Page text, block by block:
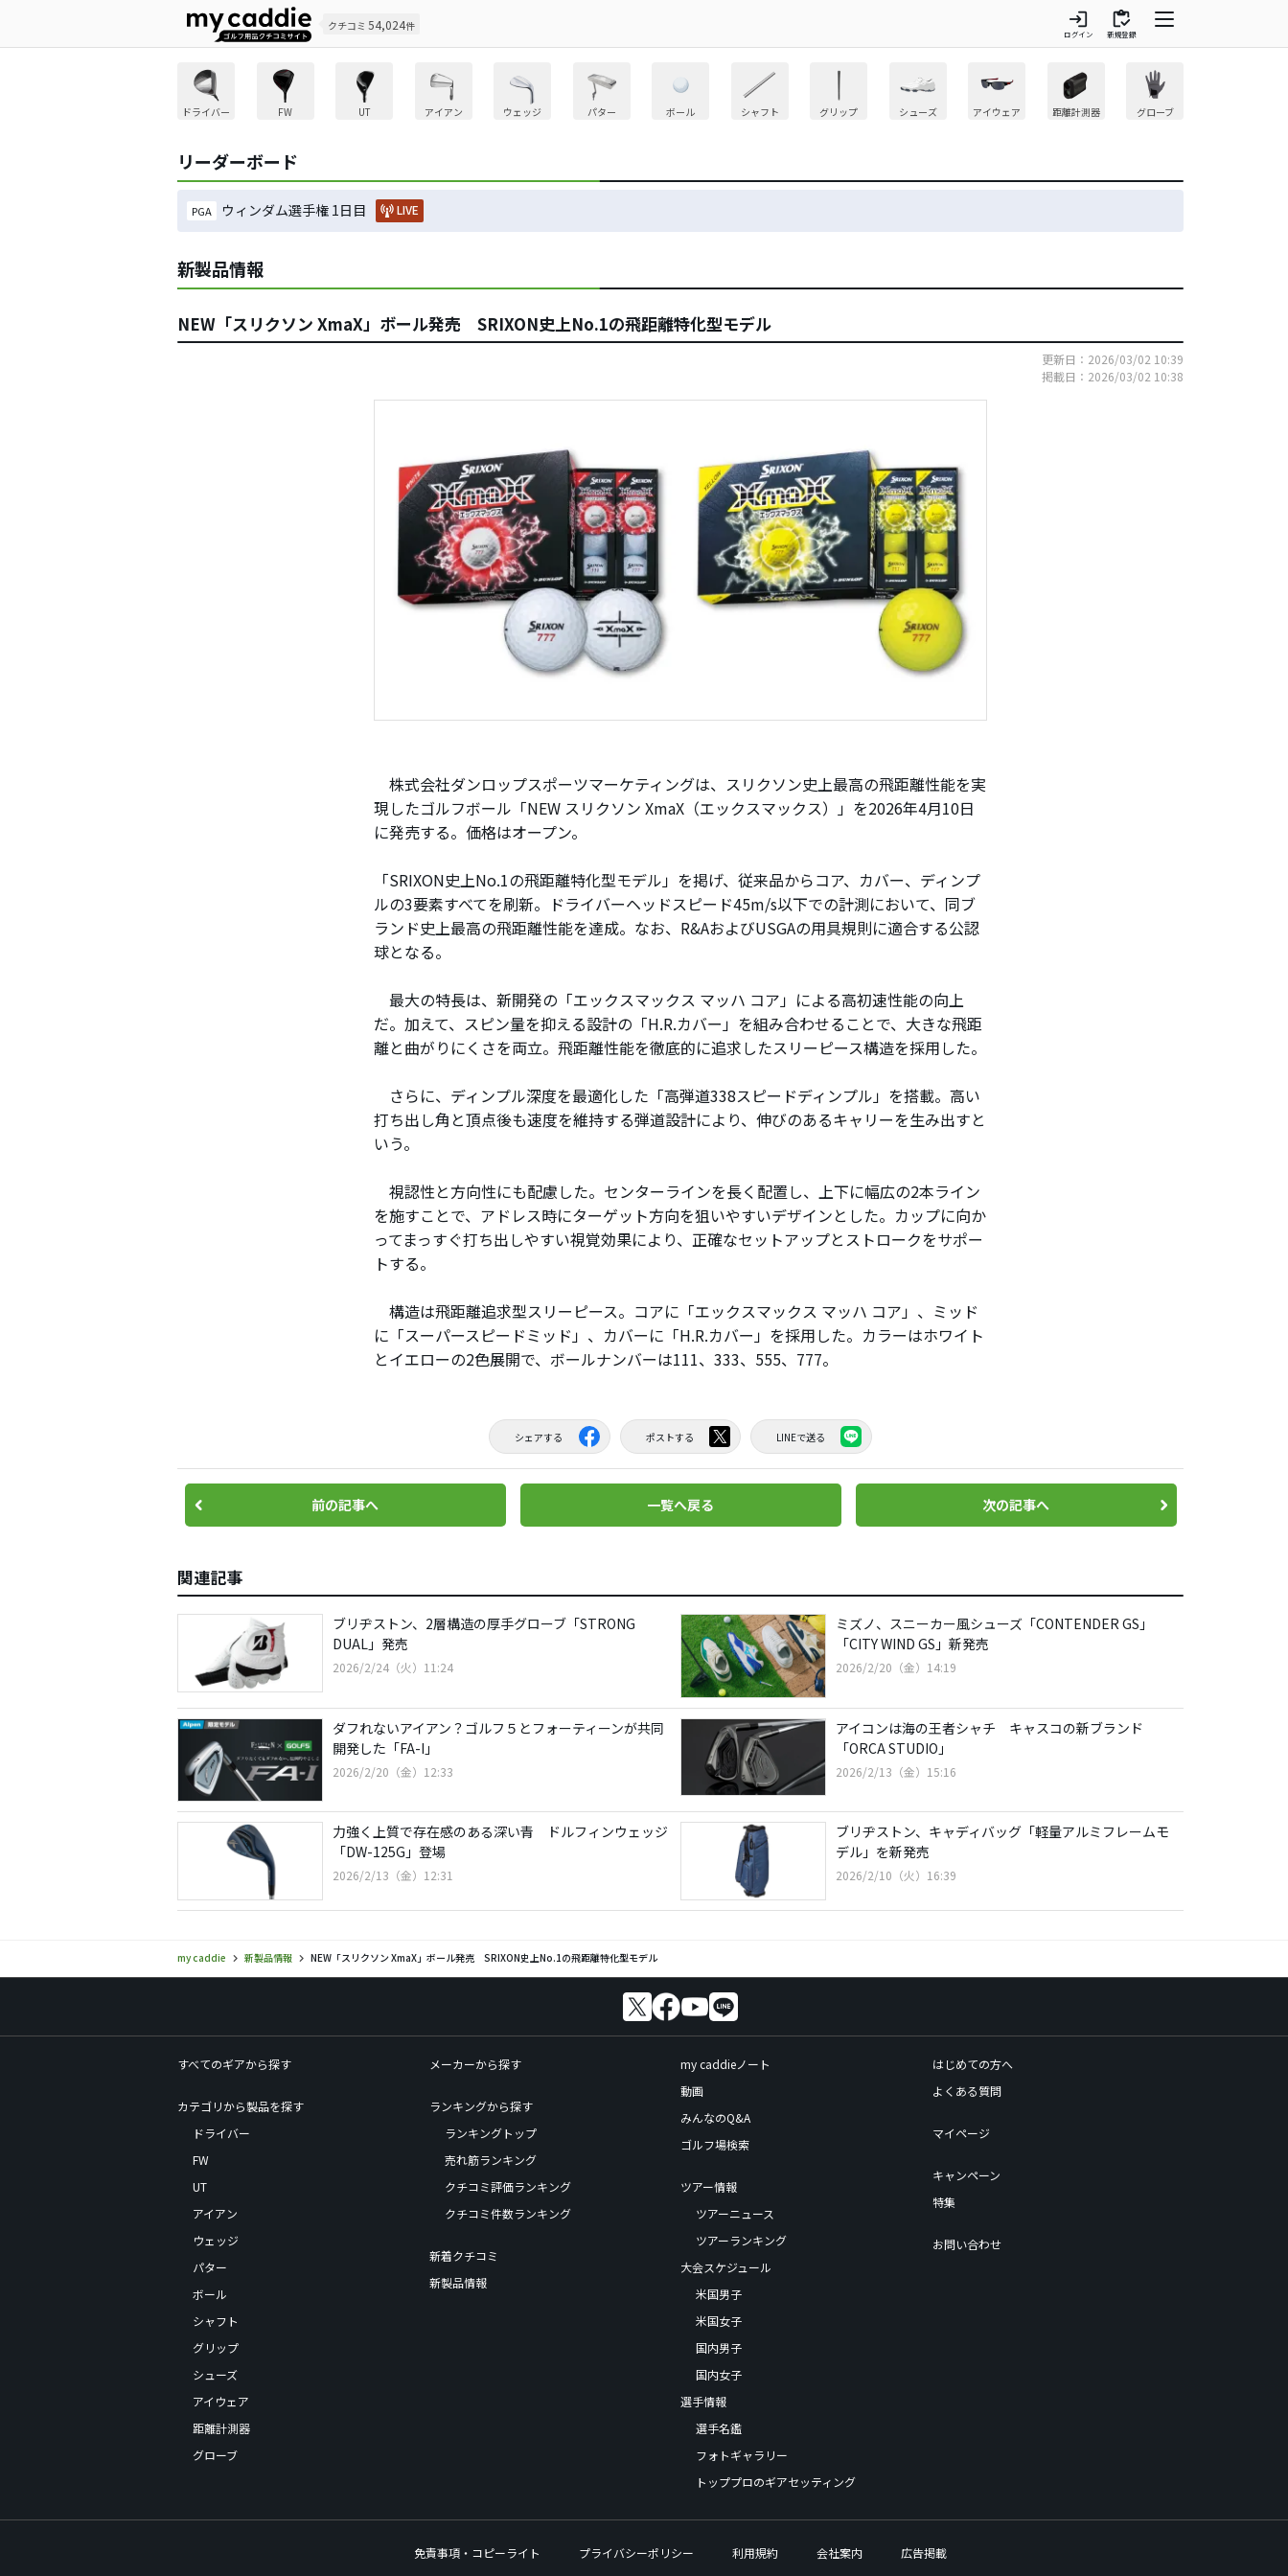
クチコミ 54,024件 login
ログイン
inventory
新規登録
ドライバー FW UT アイアン ウェッジ パター ボール シャフト グリップ シューズ アイウェア 距離計測器 グローブ
リーダーボード
PGA ウィンダム選手権 1日目 LIVE
新製品情報
NEW「スリクソン XmaX」ボール発売 SRIXON史上No.1の飛距離特化型モデル
更新日：2026/03/02 10:39
掲載日：2026/03/02 10:38
株式会社ダンロップスポーツマーケティングは、スリクソン史上最高の飛距離性能を実
現したゴルフボール「NEW スリクソン XmaX（エックスマックス）」を2026年4月10日
に発売する。価格はオープン。
「SRIXON史上No.1の飛距離特化型モデル」を掲げ、従来品からコア、カバー、ディンプ
ルの3要素すべてを刷新。ドライバーヘッドスピード45m/s以下での計測において、同ブ
ランド史上最高の飛距離性能を達成。なお、R&AおよびUSGAの用具規則に適合する公認
球となる。
最大の特長は、新開発の「エックスマックス マッハ コア」による高初速性能の向上
だ。加えて、スピン量を抑える設計の「H.R.カバー」を組み合わせることで、大きな飛距
離と曲がりにくさを両立。飛距離性能を徹底的に追求したスリーピース構造を採用した。
さらに、ディンプル深度を最適化した「高弾道338スピードディンプル」を搭載。高い
打ち出し角と頂点後も速度を維持する弾道設計により、伸びのあるキャリーを生み出すと
いう。
視認性と方向性にも配慮した。センターラインを長く配置し、上下に幅広の2本ライン
を施すことで、アドレス時にターゲット方向を狙いやすいデザインとした。カップに向か
ってまっすぐ打ち出しやすい視覚効果により、正確なセットアップとストロークをサポー
トする。
構造は飛距離追求型スリーピース。コアに「エックスマックス マッハ コア」、ミッド
に「スーパースピードミッド」、カバーに「H.R.カバー」を採用した。カラーはホワイト
とイエローの2色展開で、ボールナンバーは111、333、555、777。
シェアする ポストする LINEで送る
前の記事へ 一覧へ戻る 次の記事へ
関連記事
ブリヂストン、2層構造の厚手グローブ「STRONG
DUAL」発売
2026/2/24（火）11:24
ミズノ、スニーカー風シューズ「CONTENDER GS」
「CITY WIND GS」新発売
2026/2/20（金）14:19
ダフれないアイアン？ゴルフ５とフォーティーンが共同
開発した「FA-I」
2026/2/20（金）12:33
アイコンは海の王者シャチ キャスコの新ブランド
「ORCA STUDIO」
2026/2/13（金）15:16
力強く上質で存在感のある深い青 ドルフィンウェッジ
「DW-125G」登場
2026/2/13（金）12:31
ブリヂストン、キャディバッグ「軽量アルミフレームモ
デル」を新発売
2026/2/10（火）16:39
my caddie 新製品情報 NEW「スリクソン XmaX」ボール発売 SRIXON史上No.1の飛距離特化型モデル
すべてのギアから探す
カテゴリから製品を探す
ドライバー
FW
UT
アイアン
ウェッジ
パター
ボール
シャフト
グリップ
シューズ
アイウェア
距離計測器
グローブ
メーカーから探す
ランキングから探す
ランキングトップ
売れ筋ランキング
クチコミ評価ランキング
クチコミ件数ランキング
新着クチコミ
新製品情報
my caddieノート
動画
みんなのQ&A
ゴルフ場検索
ツアー情報
ツアーニュース
ツアーランキング
大会スケジュール
米国男子
米国女子
国内男子
国内女子
選手情報
選手名鑑
フォトギャラリー
トッププロのギアセッティング
はじめての方へ
よくある質問
マイページ
キャンペーン
特集
お問い合わせ
免責事項・コピーライト プライバシーポリシー 利用規約 会社案内 広告掲載